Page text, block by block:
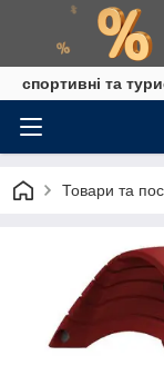
спортивні та
Товари та